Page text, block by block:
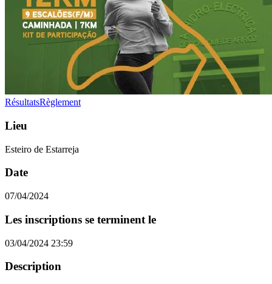
RésultatsRèglement
Lieu
Esteiro de Estarreja
Date
07/04/2024
Les inscriptions se terminent le
03/04/2024 23:59
Description